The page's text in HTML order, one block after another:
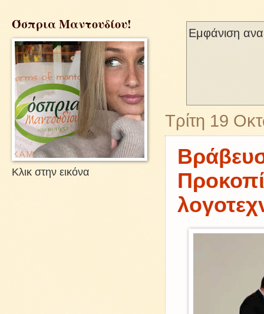
Εμφάνιση
Τρίτη 19
Όσπρια Μαντουδίου!
Κλικ στην εικόνα